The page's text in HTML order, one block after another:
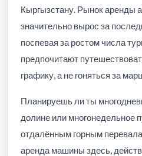
Кыргызстану. Рынок аренды
значительно вырос за
поспевая за ростом числа
предпочитают
графику, а не гоняться за
Планируешь ли ты
долине или многонедельное
отдалённым горным
аренда машины здесь,